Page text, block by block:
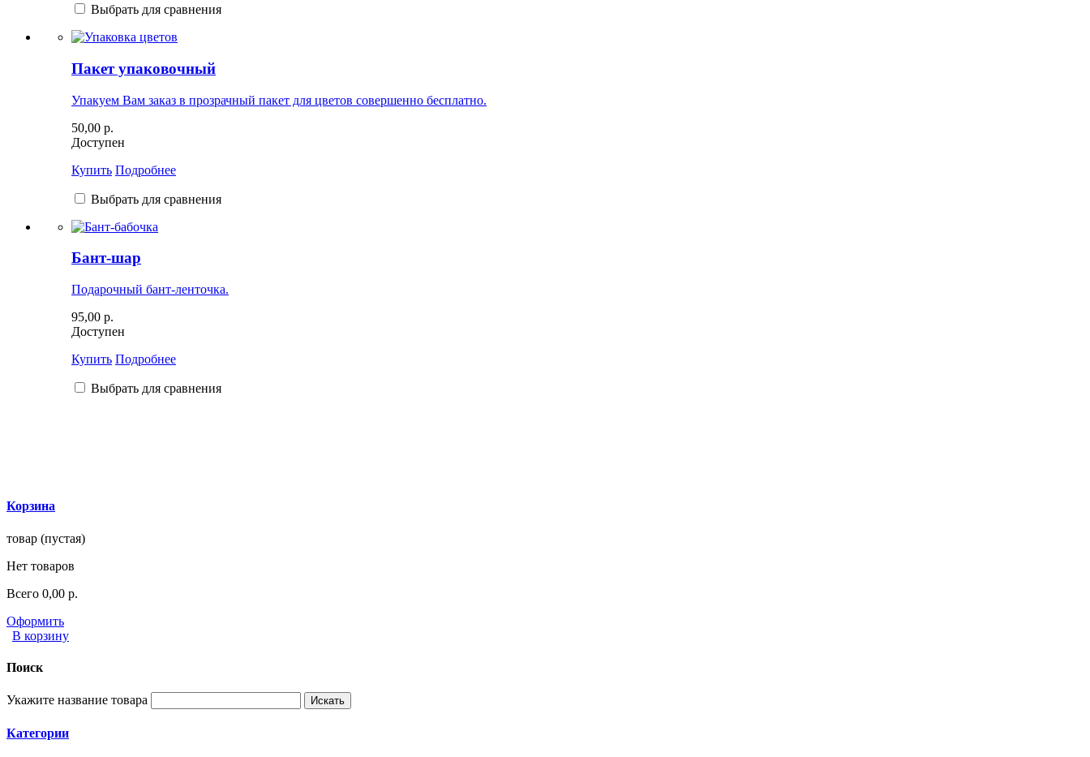
Выбрать для сравнения
Пакет упаковочный
Упакуем Вам заказ в прозрачный пакет для цветов совершенно бесплатно.
50,00 р.
Доступен
Купить Подробнее
Выбрать для сравнения
Бант-шар
Подарочный бант-ленточка.
95,00 р.
Доступен
Купить Подробнее
Выбрать для сравнения
Корзина
товар (пустая)
Нет товаров
Всего 0,00 р.
Оформить
В корзину
Поиск
Укажите название товара
Категории